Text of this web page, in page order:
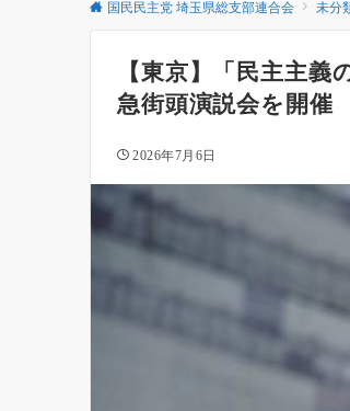
国民民主党 埼玉県総支部連合会 未分
【東京】「民主主
急街頭演説会を開催
2026年7月6日